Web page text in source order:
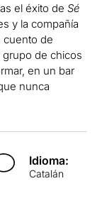
el éxito deSé
y la compañía
cuento de
de chicos
en un bar
nunca
Idioma:
Catalán